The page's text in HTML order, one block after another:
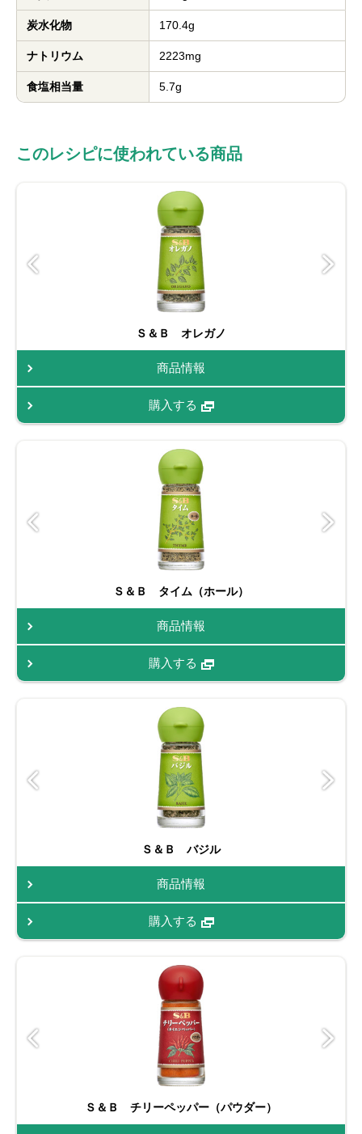
炭水化物 170.4g
ナトリウム 2223mg
食塩相当量 5.7g
このレシピに使われている商品
Ｓ＆Ｂ オレガノ
商品情報
購入する
Ｓ＆Ｂ タイム（ホール）
商品情報
購入する
Ｓ＆Ｂ バジル
商品情報
購入する
Ｓ＆Ｂ チリーペッパー（パウダー）